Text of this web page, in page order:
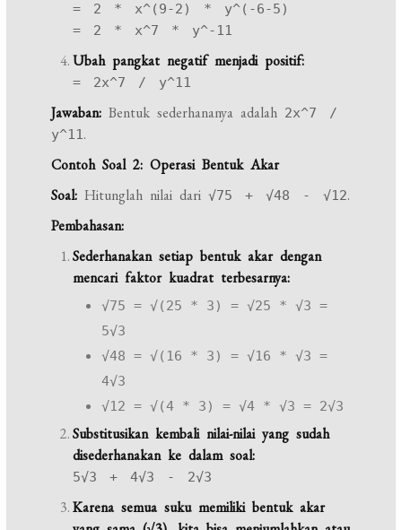
= 2 * x^(9-2) * y^(-6-5)
= 2 * x^7 * y^-11
Ubah pangkat negatif menjadi positif:
= 2x^7 / y^11
Jawaban: Bentuk sederhananya adalah 2x^7 /
y^11.
Contoh Soal 2: Operasi Bentuk Akar
Soal: Hitunglah nilai dari√75 + √48 - √12.
Pembahasan:
Sederhanakan setiap bentuk akar dengan
mencari faktor kuadrat terbesarnya:
√75 = √(25 * 3) = √25 * √3 =
5√3
√48 = √(16 * 3) = √16 * √3 =
4√3
√12 = √(4 * 3) = √4 * √3 = 2√3
Substitusikan kembali nilai-nilai yang sudah
disederhanakan ke dalam soal:
5√3 + 4√3 - 2√3
Karena semua suku memiliki bentuk akar